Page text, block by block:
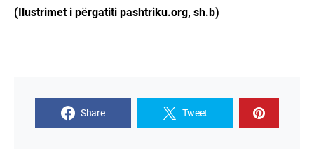
(Ilustrimet i përgatiti pashtriku.org, sh.b)
Share Tweet